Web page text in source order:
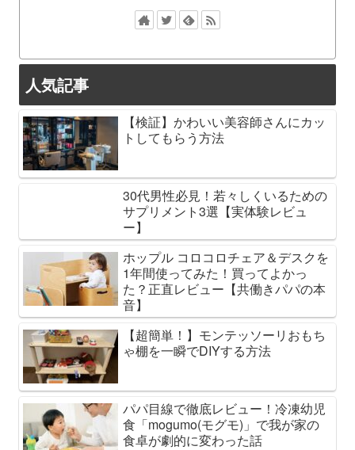
人気記事
【検証】かわいい美容師さんにカッ
トしてもらう方法
30代男性必見！若々しくいるための
サプリメント3選【実体験レビュ
ー】
ホップル コロコロチェア＆デスクを
1年間使ってみた！買ってよかっ
た？正直レビュー【共働きパパの本
音】
【超簡単！】モンテッソーリおもち
ゃ棚を一瞬でDIYする方法
パパ目線で徹底レビュー！冷凍幼児
食「mogumo(モグモ)」で我が家の
食卓が劇的に変わった話